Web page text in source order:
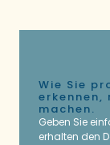
Wie Sie
erkennen,
machen.
Geben Sie
erhalten den